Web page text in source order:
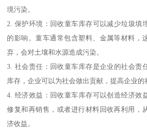
境污染。
2. 保护环境：回收童车库存可以减少垃圾填
的影响。童车通常包含塑料、金属等材料，
弃，会对土壤和水源造成污染。
3. 社会责任：回收童车库存是企业的社会责
库存，企业可以为社会做出贡献，提高企业的
4. 经济效益：回收童车库存可以创造经济效
修复和再销售，或者进行材料回收再利用，
济收益。